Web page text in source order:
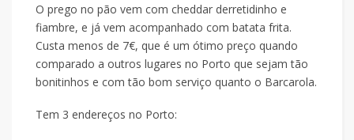
O prego no pão vem com cheddar derretidinho e
fiambre, e já vem acompanhado com batata frita.
Custa menos de 7€, que é um ótimo preço quando
comparado a outros lugares no Porto que sejam tão
bonitinhos e com tão bom serviço quanto o Barcarola.
Tem 3 endereços no Porto: